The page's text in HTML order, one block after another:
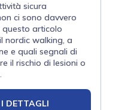
sicura
ci sono davvero
questo articolo
nordic walking, a
e quali segnali di
il rischio di lesioni o
DETTAGLI